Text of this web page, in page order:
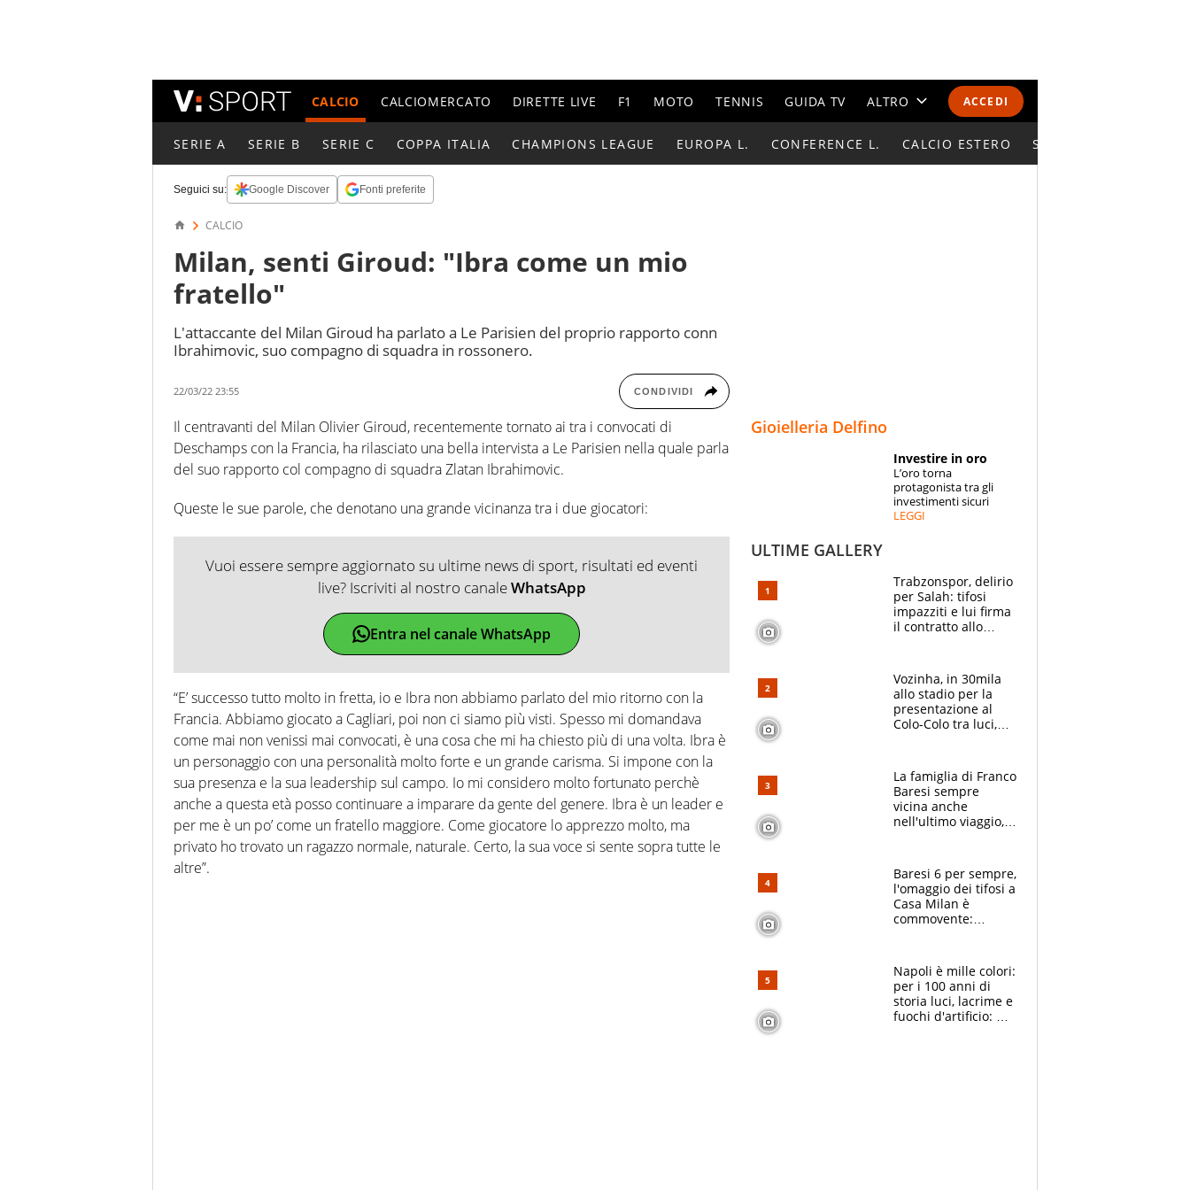
ACCEDI
CALCIO CALCIOMERCATO DIRETTE LIVE F1 MOTO TENNIS GUIDA TV ALTRO
CALENDARI E CLASSIFICHE
ESPERTI
SERIE A SERIE B SERIE C COPPA ITALIA CHAMPIONS LEAGUE EUROPA L. CONFERENCE L. CALCIO ESTERO SUPERCOPPA
Seguici su: Google Discover Fonti preferite
CALCIO
Milan, senti Giroud: "Ibra come un mio
fratello"
L'attaccante del Milan Giroud ha parlato a Le Parisien del proprio rapporto conn
Ibrahimovic, suo compagno di squadra in rossonero.
22/03/22 23:55 CONDIVIDI
Il centravanti del Milan Olivier Giroud, recentemente tornato ai tra i convocati di
Deschamps con la Francia, ha rilasciato una bella intervista a Le Parisien nella quale parla
del suo rapporto col compagno di squadra Zlatan Ibrahimovic.
Queste le sue parole, che denotano una grande vicinanza tra i due giocatori:
Vuoi essere sempre aggiornato su ultime news di sport, risultati ed eventi
live? Iscriviti al nostro canaleWhatsApp
Entra nel canale WhatsApp
“E’ successo tutto molto in fretta, io e Ibra non abbiamo parlato del mio ritorno con la
Francia. Abbiamo giocato a Cagliari, poi non ci siamo più visti. Spesso mi domandava
come mai non venissi mai convocati, è una cosa che mi ha chiesto più di una volta. Ibra è
un personaggio con una personalità molto forte e un grande carisma. Si impone con la
sua presenza e la sua leadership sul campo. Io mi considero molto fortunato perchè
anche a questa età posso continuare a imparare da gente del genere. Ibra è un leader e
per me è un po’ come un fratello maggiore. Come giocatore lo apprezzo molto, ma
privato ho trovato un ragazzo normale, naturale. Certo, la sua voce si sente sopra tutte le
altre”.
Gioielleria Delfino
Investire in oro
L’oro torna
protagonista tra gli
investimenti sicuri
LEGGI
ULTIME GALLERY
Trabzonspor, delirio
per Salah: tifosi
impazziti e lui firma
il contratto allo
Vozinha, in 30mila
allo stadio per la
presentazione al
Colo-Colo tra luci,
La famiglia di Franco
Baresi sempre
vicina anche
nell'ultimo viaggio,
circondati
dall'affetto dei tifosi
Baresi 6 per sempre,
l'omaggio dei tifosi a
Casa Milan è
commovente:
bigliettini
Napoli è mille colori:
per i 100 anni di
storia luci, lacrime e
fuochi d'artificio: De